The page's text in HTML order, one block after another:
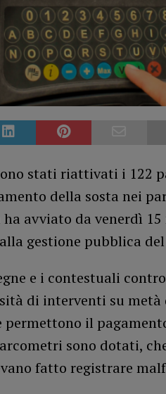
stati riattivati i 122
della sosta nei
avviato da venerdì
gestione pubblica
e i contestuali
di interventi su metà
permettono il
sono dotati,
fatto registrare